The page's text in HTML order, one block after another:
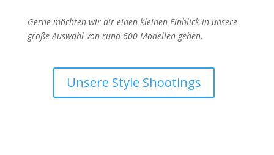
Gerne möchten wir dir einen kleinen Einblick in unsere
große Auswahl von rund 600 Modellen geben.
Unsere Style Shootings